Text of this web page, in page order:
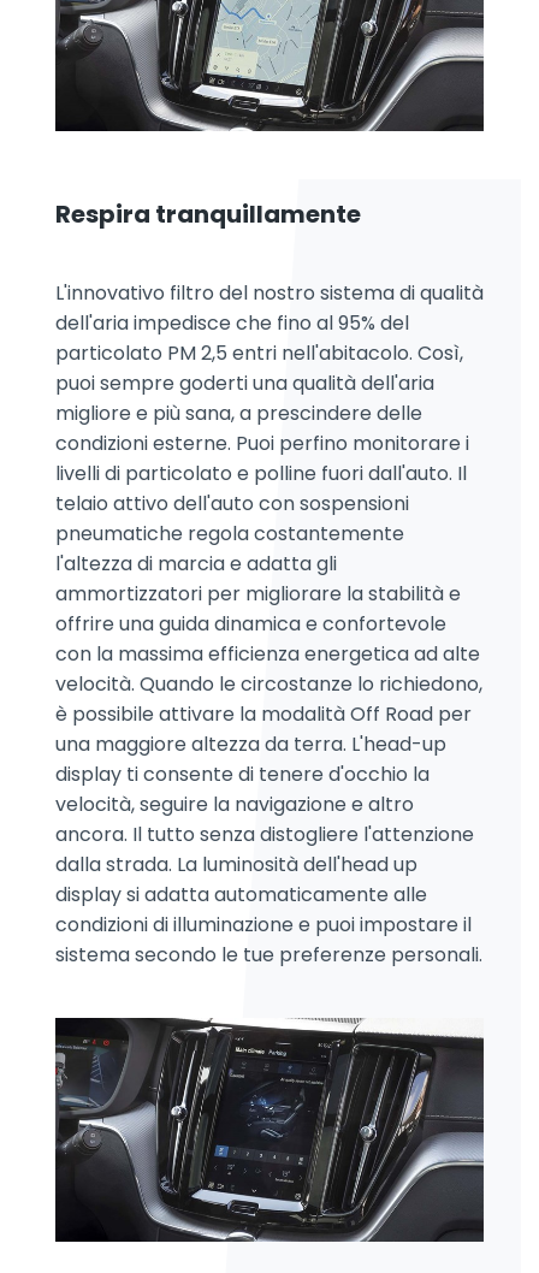
Respira tranquillamente
L'innovativo filtro del nostro sistema di qualità
dell'aria impedisce che fino al 95% del
particolato PM 2,5 entri nell'abitacolo. Così,
puoi sempre goderti una qualità dell'aria
migliore e più sana, a prescindere delle
condizioni esterne. Puoi perfino monitorare i
livelli di particolato e polline fuori dall'auto. Il
telaio attivo dell'auto con sospensioni
pneumatiche regola costantemente
l'altezza di marcia e adatta gli
ammortizzatori per migliorare la stabilità e
offrire una guida dinamica e confortevole
con la massima efficienza energetica ad alte
velocità. Quando le circostanze lo richiedono,
è possibile attivare la modalità Off Road per
una maggiore altezza da terra. L'head-up
display ti consente di tenere d'occhio la
velocità, seguire la navigazione e altro
ancora. Il tutto senza distogliere l'attenzione
dalla strada. La luminosità dell'head up
display si adatta automaticamente alle
condizioni di illuminazione e puoi impostare il
sistema secondo le tue preferenze personali.